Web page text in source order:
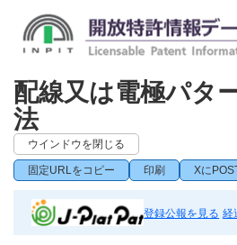
配線又は電極パタ
法
ウインドウを閉じる
固定URLをコピー 印刷 Xに
登録公報を見る 経